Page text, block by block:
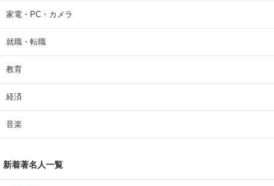
家電・PC・カメラ
就職・転職
教育
経済
音楽
新着著名人一覧